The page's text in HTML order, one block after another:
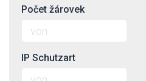
Počet žárovek
IP Schutzart